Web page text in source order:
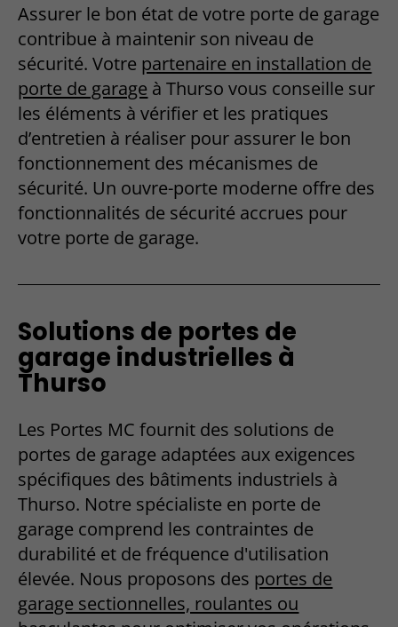
Assurer le bon état de votre porte de garage
contribue à maintenir son niveau de
sécurité. Votre partenaire en installation de
porte de garage à Thurso vous conseille sur
les éléments à vérifier et les pratiques
d’entretien à réaliser pour assurer le bon
fonctionnement des mécanismes de
sécurité. Un ouvre-porte moderne offre des
fonctionnalités de sécurité accrues pour
votre porte de garage.
Solutions de portes de
garage industrielles à
Thurso
Les Portes MC fournit des solutions de
portes de garage adaptées aux exigences
spécifiques des bâtiments industriels à
Thurso. Notre spécialiste en porte de
garage comprend les contraintes de
durabilité et de fréquence d'utilisation
élevée. Nous proposons des portes de
garage sectionnelles, roulantes ou